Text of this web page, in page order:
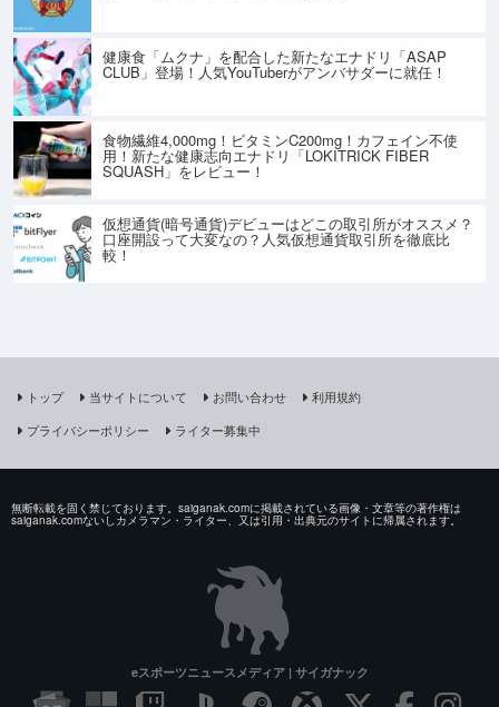
健康食「ムクナ」を配合した新たなエナドリ「ASAP
CLUB」登場！人気YouTuberがアンバサダーに就任！
食物繊維4,000mg！ビタミンC200mg！カフェイン不使
用！新たな健康志向エナドリ「LOKITRICK FIBER
SQUASH」をレビュー！
仮想通貨(暗号通貨)デビューはどこの取引所がオススメ？
口座開設って大変なの？人気仮想通貨取引所を徹底比
較！
トップ 当サイトについて お問い合わせ
利用規約
プライバシーポリシー
ライター募集中
無断転載を固く禁じております。saiganak.comに掲載されている画像・文章等の著作権は
saiganak.comないしカメラマン・ライター、又は引用・出典元のサイトに帰属されます。
eスポーツニュースメディア | サイガナック